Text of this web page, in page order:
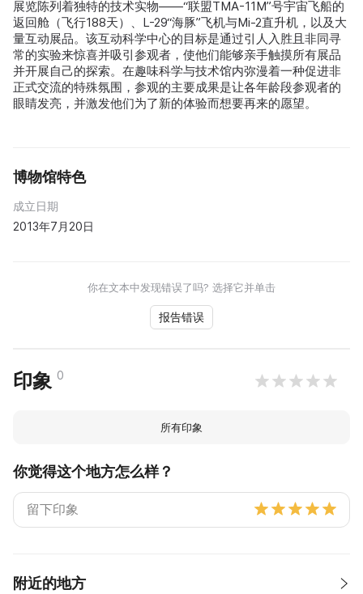
展览陈列着独特的技术实物——“联盟TMA-11M”号宇宙飞船的
返回舱（飞行188天）、L-29“海豚”飞机与Mi-2直升机，以及大
量互动展品。该互动科学中心的目标是通过引人入胜且非同寻
常的实验来惊喜并吸引参观者，使他们能够亲手触摸所有展品
并开展自己的探索。在趣味科学与技术馆内弥漫着一种促进非
正式交流的特殊氛围，参观的主要成果是让各年龄段参观者的
眼睛发亮，并激发他们为了新的体验而想要再来的愿望。
博物馆特色
成立日期
2013年7月20日
你在文本中发现错误了吗? 选择它并单击
报告错误
印象 0
所有印象
你觉得这个地方怎么样？
附近的地方